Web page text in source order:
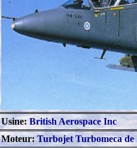
Usine: British Aerospace Inc
Moteur: Turbojet Turbomeca de